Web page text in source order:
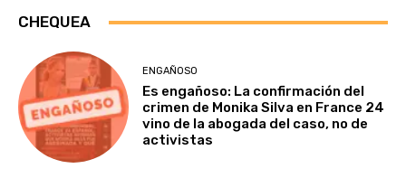
CHEQUEA
ENGAÑOSO
Es engañoso: La confirmación del
crimen de Monika Silva en France 24
vino de la abogada del caso, no de
activistas